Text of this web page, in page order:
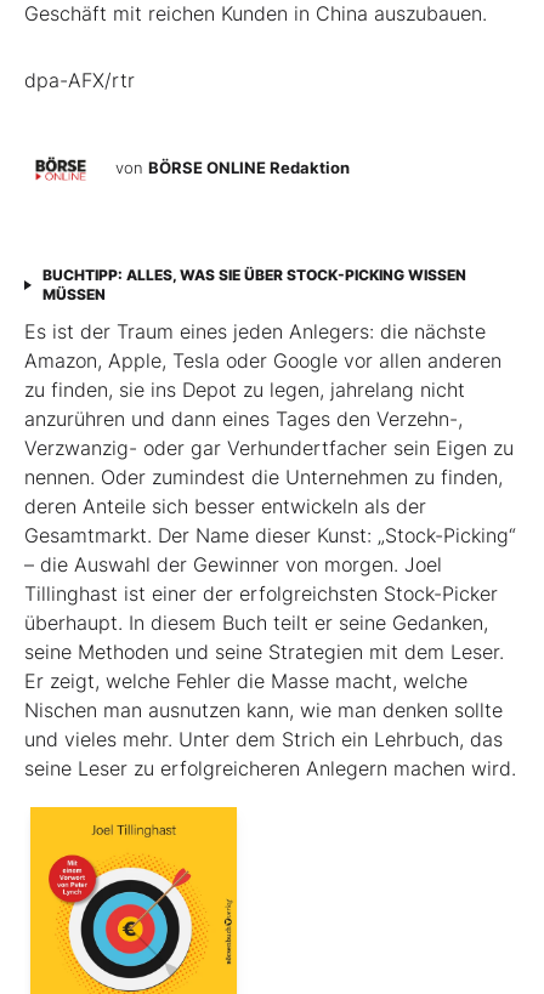
Geschäft mit reichen Kunden in China auszubauen.
dpa-AFX/rtr
von BÖRSE ONLINE Redaktion
BUCHTIPP: ALLES, WAS SIE ÜBER STOCK-PICKING WISSEN
MÜSSEN
Es ist der Traum eines jeden Anlegers: die nächste
Amazon, Apple, Tesla oder Google vor allen anderen
zu finden, sie ins Depot zu legen, jahrelang nicht
anzurühren und dann eines Tages den Verzehn-,
Verzwanzig- oder gar Verhundertfacher sein Eigen zu
nennen. Oder zumindest die Unternehmen zu finden,
deren Anteile sich besser entwickeln als der
Gesamtmarkt. Der Name dieser Kunst: „Stock-Picking“
– die Auswahl der Gewinner von morgen. Joel
Tillinghast ist einer der erfolgreichsten Stock-Picker
überhaupt. In diesem Buch teilt er seine Gedanken,
seine Methoden und seine Strategien mit dem Leser.
Er zeigt, welche Fehler die Masse macht, welche
Nischen man ausnutzen kann, wie man denken sollte
und vieles mehr. Unter dem Strich ein Lehrbuch, das
seine Leser zu erfolgreicheren Anlegern machen wird.